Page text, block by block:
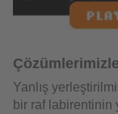
Yanlış
bir raf labirentinin